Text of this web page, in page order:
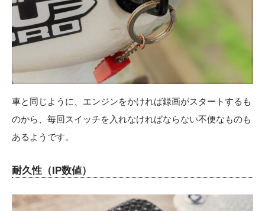
車と同じように、エンジンをかければ録画がスタートするも
のから、毎回スイッチを入れなければならない不便なものも
あるようです。
耐久性（IP数値）